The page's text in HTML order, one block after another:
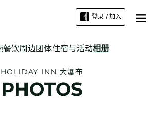
登录 / 加入
餐饮周边团体住宿与活动相册
HOLIDAY INN 大瀑布
PHOTOS